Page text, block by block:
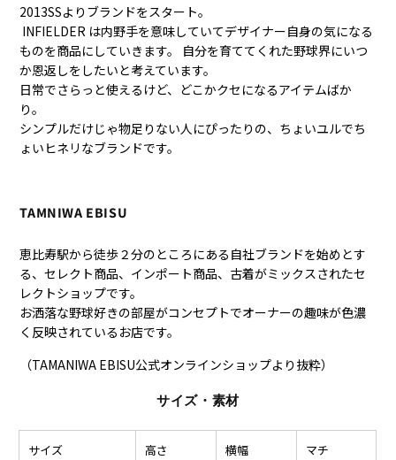
2013SSよりブランドをスタート。
INFIELDER は内野手を意味していてデザイナー自身の気になる
ものを商品にしていきます。 自分を育ててくれた野球界にいつ
か恩返しをしたいと考えています。
日常でさらっと使えるけど、どこかクセになるアイテムばか
り。
シンプルだけじゃ物足りない人にぴったりの、ちょいユルでち
ょいヒネリなブランドです。
TAMNIWA EBISU
恵比寿駅から徒歩２分のところにある自社ブランドを始めとす
る、セレクト商品、インポート商品、古着がミックスされたセ
レクトショップです。
お洒落な野球好きの部屋がコンセプトでオーナーの趣味が色濃
く反映されているお店です。
（TAMANIWA EBISU公式オンラインショップより抜粋）
サイズ・素材
サイズ 高さ 横幅 マチ